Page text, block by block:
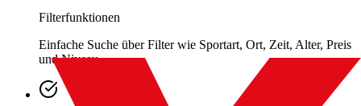
Filterfunktionen
Einfache Suche über Filter wie Sportart, Ort, Zeit, Alter, Preis
und Niveau